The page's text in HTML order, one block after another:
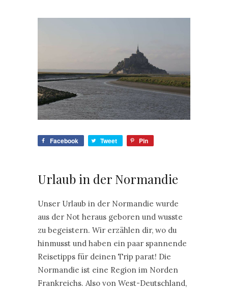
Facebook Tweet Pin
Urlaub in der Normandie
Unser Urlaub in der Normandie wurde
aus der Not heraus geboren und wusste
zu begeistern. Wir erzählen dir, wo du
hinmusst und haben ein paar spannende
Reisetipps für deinen Trip parat! Die
Normandie ist eine Region im Norden
Frankreichs. Also von West-Deutschland,